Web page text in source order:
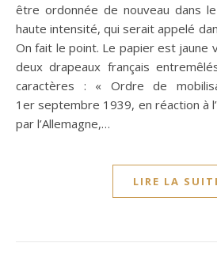
être ordonnée de nouveau dans
haute intensité, qui serait appelé
On fait le point. Le papier est jaune
deux drapeaux français
caractères : « Ordre de
1er septembre 1939, en réaction à
par l’Allemagne,…
LIRE LA